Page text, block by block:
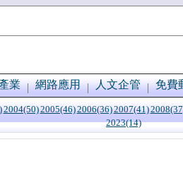
業 網路應用 人文企管 免費
2004(50)2005(46)2006(36)2007(41)
2023(14)